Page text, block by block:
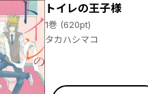
トイレの王子様
1巻 (620pt)
タカハシマコ